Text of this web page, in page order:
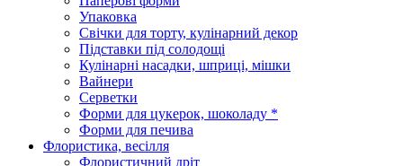
Упаковка
Свічки для торту, кулінарний декор
Підставки під солодощі
Кулінарні насадки, шприці, мішки
Вайнери
Серветки
Форми для цукерок, шоколаду *
Форми для печива
Флористика, весілля
Флористичний дріт